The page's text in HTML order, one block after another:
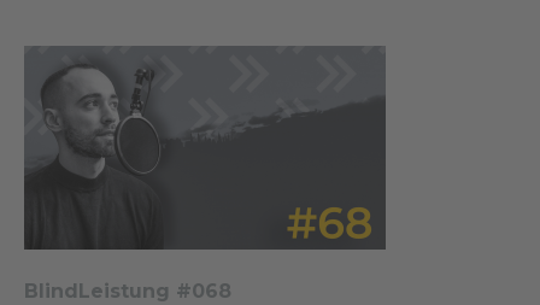
BlindLeistung #068